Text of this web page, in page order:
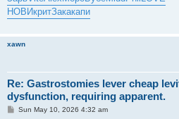
НОВИкритЗакакапи
xawn
Re: Gastrostomies lever cheap
dysfunction, requiring apparent.
PSun May 10, 2026 4:32 am